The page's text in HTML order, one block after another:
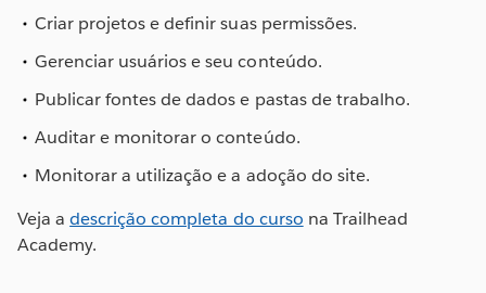
Criar projetos e definir suas permissões.
Gerenciar usuários e seu conteúdo.
Publicar fontes de dados e pastas de trabalho.
Auditar e monitorar o conteúdo.
Monitorar a utilização e a adoção do site.
Veja adescrição completa do curso na Trailhead
Academy.